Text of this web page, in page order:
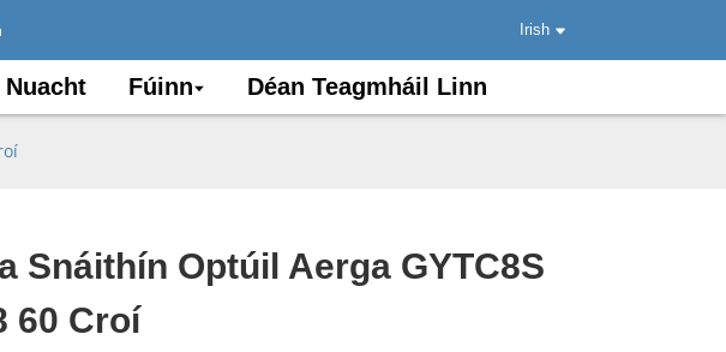
Irish
Nuacht Fúinn Déan Teagmháil Linn
Loading...
Loading...
Snáithín Optúil Aerga GYTC8S
60 Croí